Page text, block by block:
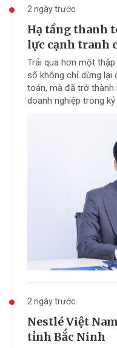
2 ngày trước
Hạ tầng thanh
lực cạnh tranh
Trải qua hơn một
số không chỉ dừng lại
toán, mà đã trở
doanh nghiệp trong
2 ngày trước
Nestlé Việt
tỉnh Bắc Ninh